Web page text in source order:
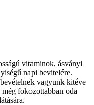
vitaminok, ásványi
napi bevitelére.
vagyunk kitéve
fokozottabban oda